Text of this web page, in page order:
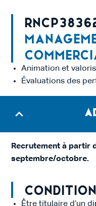
Animation et
Évaluations des
Recrutement à partir
septembre/octobre.
Être titulaire d’un